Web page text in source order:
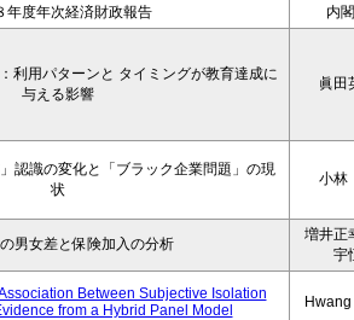
年度年次経済財政報告
内
利用パターンと タイミングが教育達成に
与える影響
眞田
認識の変化と「ブラック企業問題」の現
状
小
男女差と保険加入の分析
増井正
宇
Between Subjective Isolation
from a Hybrid Panel Model